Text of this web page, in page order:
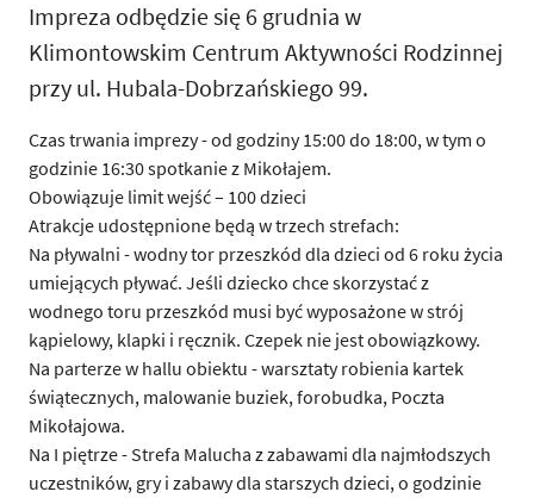
Impreza odbędzie się 6 grudnia w
Klimontowskim Centrum Aktywności Rodzinnej
przy ul. Hubala-Dobrzańskiego 99.
Czas trwania imprezy - od godziny 15:00 do 18:00, w tym o
godzinie 16:30 spotkanie z Mikołajem.
Obowiązuje limit wejść – 100 dzieci
Atrakcje udostępnione będą w trzech strefach:
Na pływalni - wodny tor przeszkód dla dzieci od 6 roku życia
umiejących pływać. Jeśli dziecko chce skorzystać z
wodnego toru przeszkód musi być wyposażone w strój
kąpielowy, klapki i ręcznik. Czepek nie jest obowiązkowy.
Na parterze w hallu obiektu - warsztaty robienia kartek
świątecznych, malowanie buziek, forobudka, Poczta
Mikołajowa.
Na I piętrze - Strefa Malucha z zabawami dla najmłodszych
uczestników, gry i zabawy dla starszych dzieci, o godzinie